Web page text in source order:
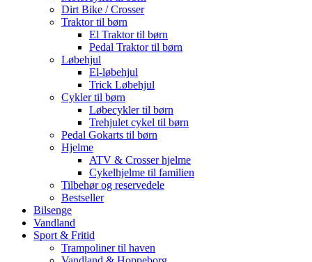
Dirt Bike / Crosser
Traktor til børn
El Traktor til børn
Pedal Traktor til børn
Løbehjul
El-løbehjul
Trick Løbehjul
Cykler til børn
Løbecykler til børn
Trehjulet cykel til børn
Pedal Gokarts til børn
Hjelme
ATV & Crosser hjelme
Cykelhjelme til familien
Tilbehør og reservedele
Bestseller
Bilsenge
Vandland
Sport & Fritid
Trampoliner til haven